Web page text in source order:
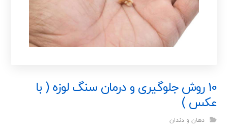
10 روش جلوگیری و درمان سنگ لوزه ( با
عکس )
دهان و دندان